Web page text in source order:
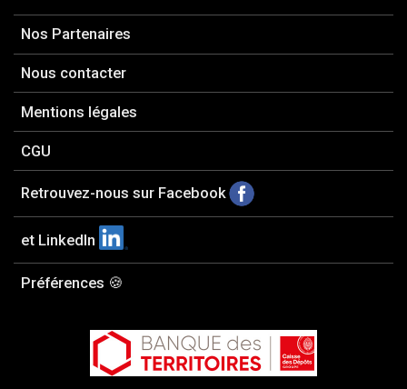
Nos Partenaires
Nous contacter
Mentions légales
CGU
Retrouvez-nous sur Facebook
et LinkedIn
Préférences 🍪